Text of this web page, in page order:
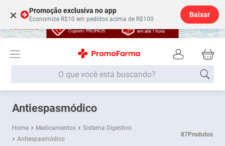
× Promoção exclusiva no app
Economize R$10 em pedidos acima de R$100
Baixar
O que você está buscando?
Antiespasmódico
Medicamentos
Sistema Digestivo
Antiespasmódico
87Produtos
Termos mais buscados
1 º Fralda
2º Lenço Umedecido